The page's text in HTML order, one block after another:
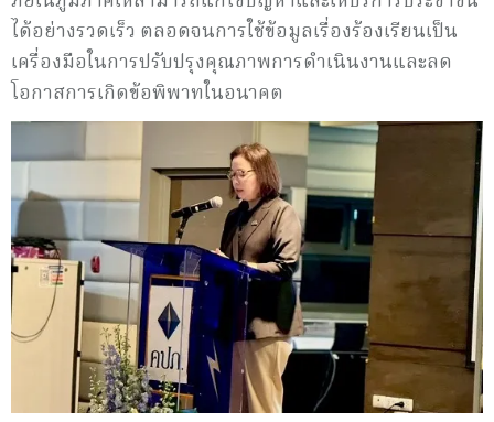
ได้อย่างรวดเร็ว ตลอดจนการใช้ข้อมูลเรื่องร้องเรียนเป็น
เครื่องมือในการปรับปรุงคุณภาพการดำเนินงานและลด
โอกาสการเกิดข้อพิพาทในอนาคต